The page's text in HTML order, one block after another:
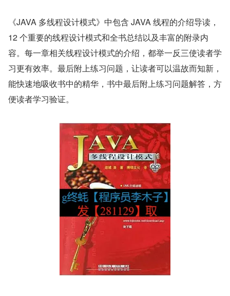
《JAVA 多线程设计模式》中包含 JAVA 线程的介绍导读，
12 个重要的线程设计模式和全书总结以及丰富的附录内
容。每一章相关线程设计模式的介绍，都举一反三使读者学
习更有效率。最后附上练习问题，让读者可以温故而知新，
能快速地吸收书中的精华，书中最后附上练习问题解答，方
便读者学习验证。